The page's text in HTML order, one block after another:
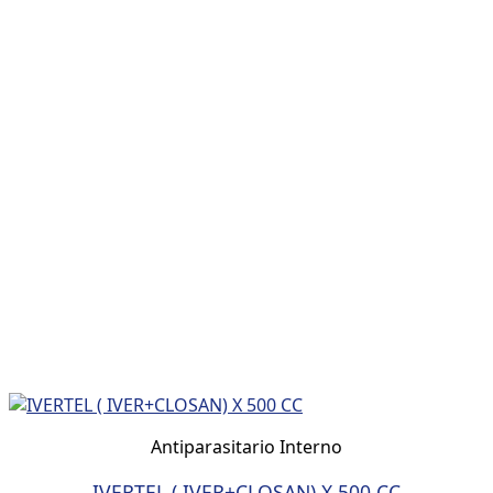
Antiparasitario Interno